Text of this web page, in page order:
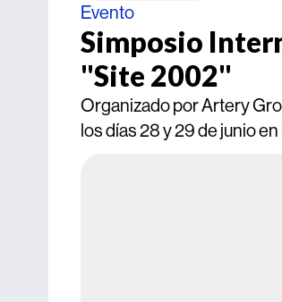
Evento
Simposio
"Site 2002"
Organizado por Artery
los días 28 y 29 de junio